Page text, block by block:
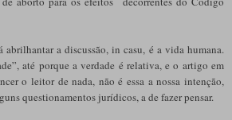
a discussão, in casu, é a vida humana.
até porque a verdade é relativa, e o artigo em
o leitor de nada, não é essa a nossa intenção,
questionamentos jurídicos, a de fazer pensar.